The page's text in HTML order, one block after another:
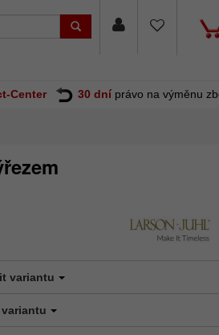
Center 30 dní právo na výměnu
variantu